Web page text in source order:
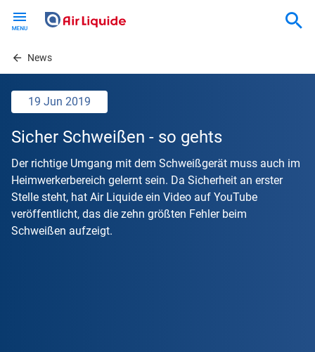
contentNews
19 Jun 2019
Sicher Schweißen - so gehts
Der richtige Umgang mit dem Schweißgerät muss auch im
Heimwerkerbereich gelernt sein. Da Sicherheit an erster
Stelle steht, hat Air Liquide ein Video auf YouTube
veröffentlicht, das die zehn größten Fehler beim
Schweißen aufzeigt.